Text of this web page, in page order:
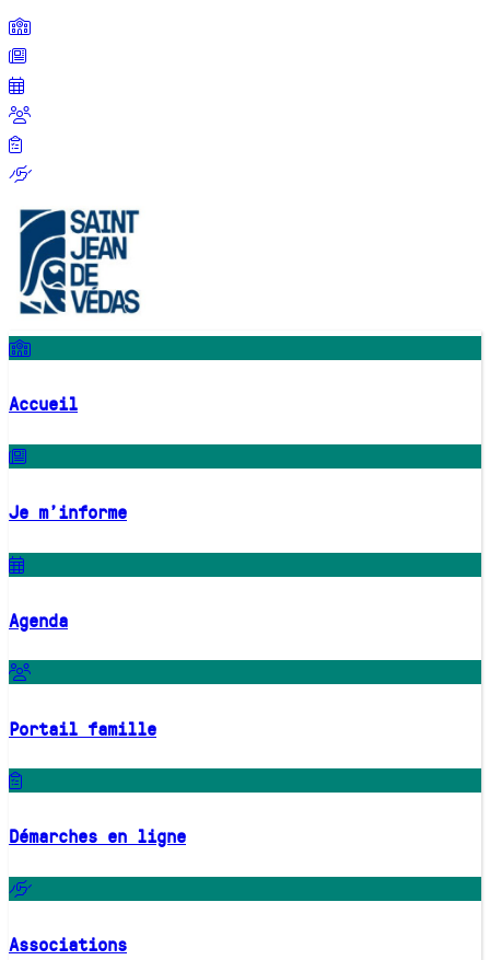
Accueil
Je m'informe
Agenda
Portail famille
Démarches en ligne
Associations